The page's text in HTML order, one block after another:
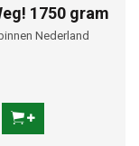
1750 gram
Nederland